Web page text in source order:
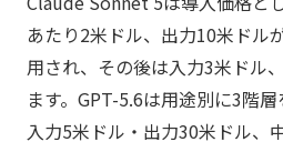
あたり2米ドル、出力10米ドル
用され、その後は入力3米ドル
ます。GPT-5.6は用途別に3階
入力5米ドル・出力30米ドル、